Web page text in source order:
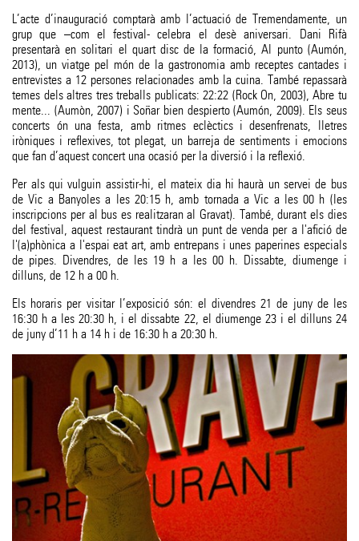
L’acte d’inauguració comptarà amb l’actuació de Tremendamente, un
grup que –com el festival- celebra el desè aniversari. Dani Rifà
presentarà en solitari el quart disc de la formació, Al punto (Aumón,
2013), un viatge pel món de la gastronomia amb receptes cantades i
entrevistes a 12 persones relacionades amb la cuina. També repassarà
temes dels altres tres treballs publicats: 22:22 (Rock On, 2003), Abre tu
mente... (Aumòn, 2007) i Soñar bien despierto (Aumón, 2009). Els seus
concerts ón una festa, amb ritmes eclèctics i desenfrenats, lletres
iròniques i reflexives, tot plegat, un barreja de sentiments i emocions
que fan d’aquest concert una ocasió per la diversió i la reflexió.
Per als qui vulguin assistir-hi, el mateix dia hi haurà un servei de bus
de Vic a Banyoles a les 20:15 h, amb tornada a Vic a les 00 h (les
inscripcions per al bus es realitzaran al Gravat). També, durant els dies
del festival, aquest restaurant tindrà un punt de venda per a l'afició de
l'(a)phònica a l'espai eat art, amb entrepans i unes paperines especials
de pipes. Divendres, de les 19 h a les 00 h. Dissabte, diumenge i
dilluns, de 12 h a 00 h.
Els horaris per visitar l’exposició són: el divendres 21 de juny de les
16:30 h a les 20:30 h, i el dissabte 22, el diumenge 23 i el dilluns 24
de juny d’11 h a 14 h i de 16:30 h a 20:30 h.